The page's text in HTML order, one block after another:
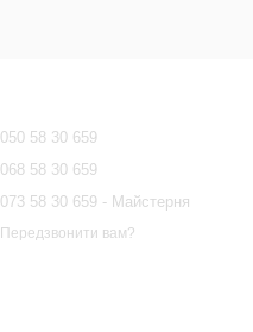
050 58 30 659
068 58 30 659
073 58 30 659 - Майстерня
Передзвонити вам?